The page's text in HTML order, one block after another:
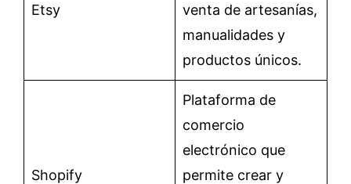
Etsy
venta de artesanías,
manualidades y
productos únicos.
Shopify
Plataforma de
comercio
electrónico que
permite crear y